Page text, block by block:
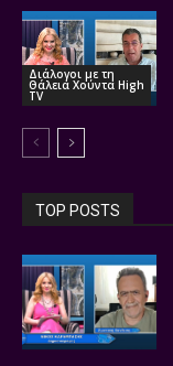
Διάλογοι με τη
Θάλεια Χούντα High
TV
TOP POSTS